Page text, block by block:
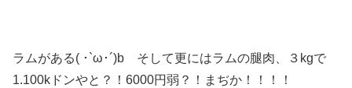
ラムがある( ･`ω･´)b そして更にはラムの腿肉、３kgで
1.100kドンやと？！6000円弱？！まぢか！！！！